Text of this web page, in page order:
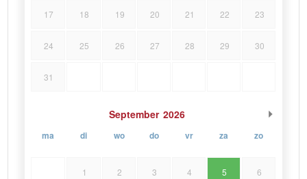
17 18 19 20 21 22 23
24 25 26 27 28 29 30
31
September 2026
ma di wo do vr za zo
1 2 3 4 5 6